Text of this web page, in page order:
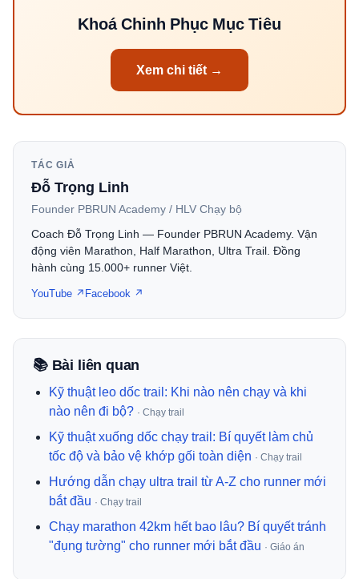
Khoá Chinh Phục Mục Tiêu
Xem chi tiết →
TÁC GIẢ
Đỗ Trọng Linh
Founder PBRUN Academy / HLV Chạy bộ
Coach Đỗ Trọng Linh — Founder PBRUN Academy. Vận
động viên Marathon, Half Marathon, Ultra Trail. Đồng
hành cùng 15.000+ runner Việt.
YouTube ↗ Facebook ↗
📚 Bài liên quan
Kỹ thuật leo dốc trail: Khi nào nên chạy và khi
nào nên đi bộ? · Chạy trail
Kỹ thuật xuống dốc chạy trail: Bí quyết làm chủ
tốc độ và bảo vệ khớp gối toàn diện · Chạy trail
Hướng dẫn chạy ultra trail từ A-Z cho runner mới
bắt đầu · Chạy trail
Chạy marathon 42km hết bao lâu? Bí quyết tránh
"đụng tường" cho runner mới bắt đầu · Giáo án